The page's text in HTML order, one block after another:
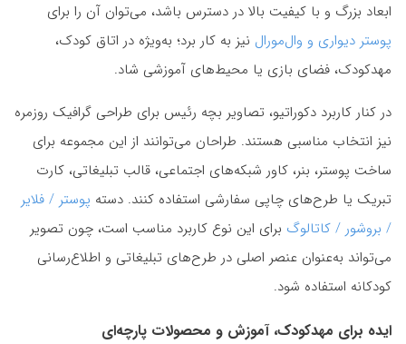
ابعاد بزرگ و با کیفیت بالا در دسترس باشد، می‌توان آن را برای
پوستر دیواری و وال‌مورال نیز به کار برد؛ به‌ویژه در اتاق کودک،
مهدکودک، فضای بازی یا محیط‌های آموزشی شاد.
در کنار کاربرد دکوراتیو، تصاویر بچه رئیس برای طراحی گرافیک روزمره
نیز انتخاب مناسبی هستند. طراحان می‌توانند از این مجموعه برای
ساخت پوستر، بنر، کاور شبکه‌های اجتماعی، قالب تبلیغاتی، کارت
تبریک یا طرح‌های چاپی سفارشی استفاده کنند. دسته پوستر / فلایر
/ بروشور / کاتالوگ برای این نوع کاربرد مناسب است، چون تصویر
می‌تواند به‌عنوان عنصر اصلی در طرح‌های تبلیغاتی و اطلاع‌رسانی
کودکانه استفاده شود.
ایده برای مهدکودک، آموزش و محصولات پارچه‌ای